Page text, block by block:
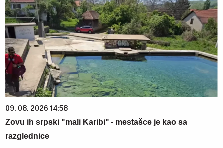
09. 08. 2026 14:58
Zovu ih srpski "mali Karibi" - mestašce je kao sa
razglednice